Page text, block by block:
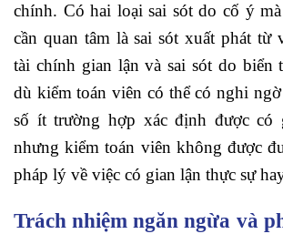
chính. Có hai loại sai sót do cố ý
cần quan tâm là sai sót xuất phát từ
tài chính gian lận và sai sót do biển
dù kiểm toán viên có thể có nghi
số ít trường hợp xác định được có
nhưng kiểm toán viên không được
pháp lý về việc có gian lận thực sự
Trách nhiệm ngăn ngừa và